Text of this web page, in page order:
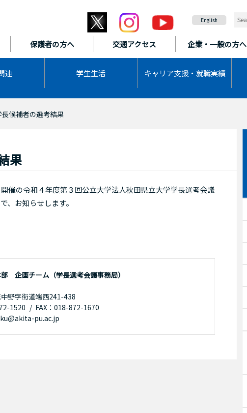
保護者の方へ 交通アクセス 企業・一般の方へ
連 学生生活 キャリア支援・ 就職実績
English
候補者の選考結果
果
催の令和４年度第３回公立大学法人秋田県立大学学長選考会議
、お知らせします。
企画チーム（学長選考会議事務局）
野字街道端西241-438
1520
FAX：018-872-1670
pu.ac.jp